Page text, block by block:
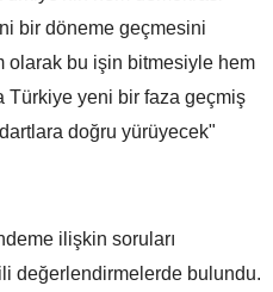
bir döneme geçmesini
olarak bu işin bitmesiyle hem
Türkiye yeni bir faza geçmiş
doğru yürüyecek"
ilişkin soruları
değerlendirmelerde bulundu.